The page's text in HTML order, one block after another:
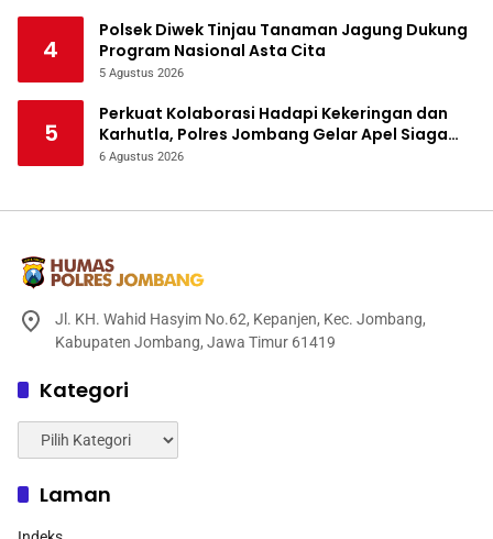
4
Polsek Diwek Tinjau Tanaman Jagung Dukung
Program Nasional Asta Cita
5 Agustus 2026
5
Perkuat Kolaborasi Hadapi Kekeringan dan
Karhutla, Polres Jombang Gelar Apel Siaga
Bencana
6 Agustus 2026
Jl. KH. Wahid Hasyim No.62, Kepanjen, Kec. Jombang,
Kabupaten Jombang, Jawa Timur 61419
Kategori
Kategori
Laman